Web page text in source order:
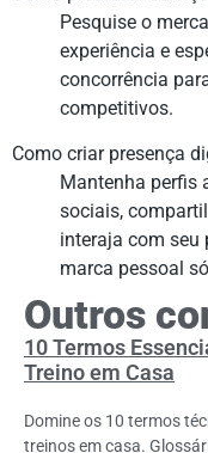
Pesquise o
experiência e
concorrência
competitivos.
Como criar presença
Mantenha perfis
sociais,
interaja com seu
marca pessoal
Outros
10 Termos
Treino em Casa
Domine os 10 termos
treinos em casa.